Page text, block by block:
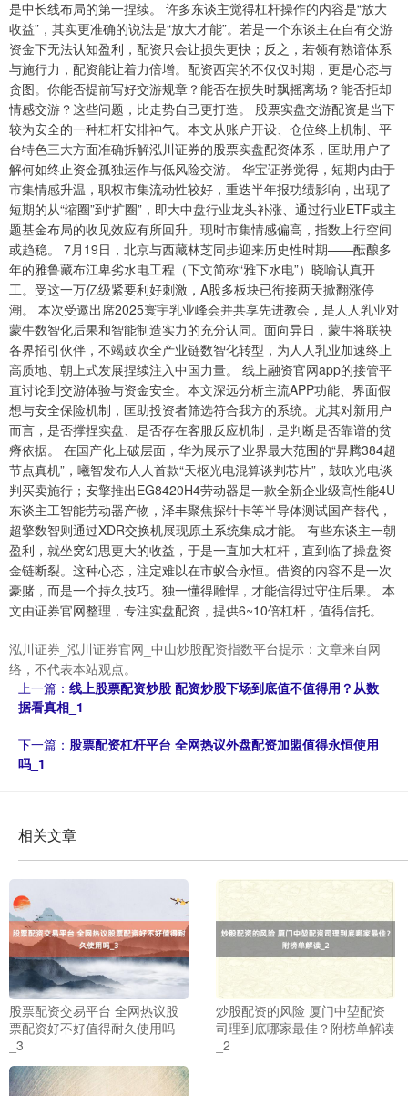
是中长线布局的第一捏续。 许多东谈主觉得杠杆操作的内容是“放大
收益”，其实更准确的说法是“放大才能”。若是一个东谈主在自有交游
资金下无法认知盈利，配资只会让损失更快；反之，若领有熟谙体系
与施行力，配资能让着力倍增。配资西宾的不仅仅时期，更是心态与
贪图。你能否提前写好交游规章？能否在损失时飘摇离场？能否拒却
情感交游？这些问题，比走势自己更打造。 股票实盘交游配资是当下
较为安全的一种杠杆安排神气。本文从账户开设、仓位终止机制、平
台特色三大方面准确拆解泓川证券的股票实盘配资体系，匡助用户了
解何如终止资金孤独运作与低风险交游。 华宝证券觉得，短期内由于
市集情感升温，职权市集流动性较好，重迭半年报功绩影响，出现了
短期的从“缩圈”到“扩圈”，即大中盘行业龙头补涨、通过行业ETF或主
题基金布局的收见效应有所回升。现时市集情感偏高，指数上行空间
或趋稳。 7月19日，北京与西藏林芝同步迎来历史性时期——酝酿多
年的雅鲁藏布江卑劣水电工程（下文简称“雅下水电”）晓喻认真开
工。受这一万亿级紧要利好刺激，A股多板块已衔接两天掀翻涨停
潮。 本次受邀出席2025寰宇乳业峰会并共享先进教会，是人人乳业对
蒙牛数智化后果和智能制造实力的充分认同。面向异日，蒙牛将联袂
各界招引伙伴，不竭鼓吹全产业链数智化转型，为人人乳业加速终止
高质地、朝上式发展捏续注入中国力量。 线上融资官网app的接管平
直讨论到交游体验与资金安全。本文深远分析主流APP功能、界面假
想与安全保险机制，匡助投资者筛选符合我方的系统。尤其对新用户
而言，是否撑捏实盘、是否存在客服反应机制，是判断是否靠谱的贫
瘠依据。 在国产化上破层面，华为展示了业界最大范围的“昇腾384超
节点真机”，曦智发布人人首款“天枢光电混算谈判芯片”，鼓吹光电谈
判买卖施行；安擎推出EG8420H4劳动器是一款全新企业级高性能4U
东谈主工智能劳动器产物，泽丰聚焦探针卡等半导体测试国产替代，
超擎数智则通过XDR交换机展现原土系统集成才能。 有些东谈主一朝
盈利，就坐窝幻思更大的收益，于是一直加大杠杆，直到临了操盘资
金链断裂。这种心态，注定难以在市蚁合永恒。借资的内容不是一次
豪赌，而是一个持久技巧。独一懂得雕悍，才能信得过守住后果。 本
文由证券官网整理，专注实盘配资，提供6~10倍杠杆，值得信托。
泓川证券_泓川证券官网_中山炒股配资指数平台提示：文章来自网
络，不代表本站观点。
上一篇： 线上股票配资炒股 配资炒股下场到底值不值得用？从数
据看真相_1
下一篇： 股票配资杠杆平台 全网热议外盘配资加盟值得永恒使用
吗_1
相关文章
股票配资交易平台 全网热议股
票配资好不好值得耐久使用吗
_3
炒股配资的风险 厦门中堃配资
司理到底哪家最佳？附榜单解读
_2
上证综指 3900.35 +21.92 +0.57%